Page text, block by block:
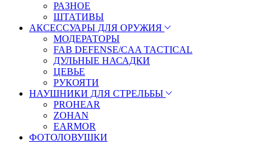
РАЗНОЕ
ШТАТИВЫ
АКСЕССУАРЫ ДЛЯ ОРУЖИЯ
МОДЕРАТОРЫ
FAB DEFENSE/CAA TACTICAL
ДУЛЬНЫЕ НАСАДКИ
ЦЕВЬЕ
РУКОЯТИ
НАУШНИКИ ДЛЯ СТРЕЛЬБЫ
PROHEAR
ZOHAN
EARMOR
ФОТОЛОВУШКИ